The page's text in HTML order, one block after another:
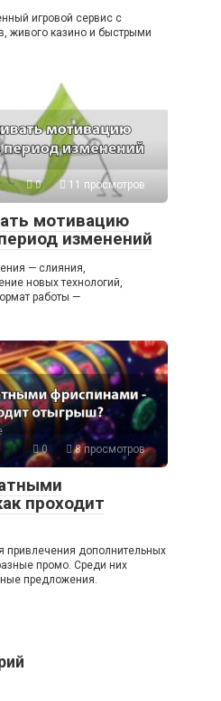
игровой сервис с
живого казино и быстрыми
0
11 просмотров
мотивацию
изменений
— слияния,
новых технологий,
работы —
0
8 просмотров
проходит
привлечения дополнительных
промо. Среди них
предложения.